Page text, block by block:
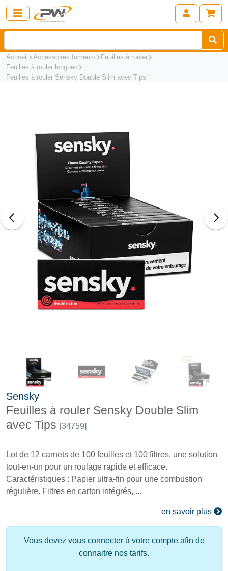
Accueil Accessoires fumeurs
Feuilles à rouler
Feuilles à rouler longues
Feuilles à rouler Sensky Double Slim avec Tips
Sensky
Feuilles à rouler Sensky Double Slim
avec Tips [34759]
Lot de 12 carnets de 100 feuilles et 100 filtres, une solution
tout-en-un pour un roulage rapide et efficace.
Caractéristiques : Papier ultra-fin pour une combustion
régulière. Filtres en carton intégrés, ...
en savoir plus
Vous devez vous connecter à votre compte afin de
connaitre nos tarifs.